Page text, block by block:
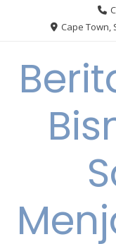
Cape Town,